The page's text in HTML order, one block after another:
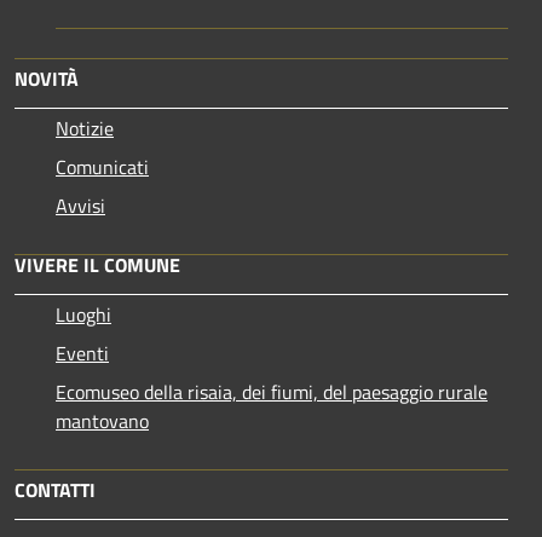
NOVITÀ
Notizie
Comunicati
Avvisi
VIVERE IL COMUNE
Luoghi
Eventi
Ecomuseo della risaia, dei fiumi, del paesaggio rurale
mantovano
CONTATTI